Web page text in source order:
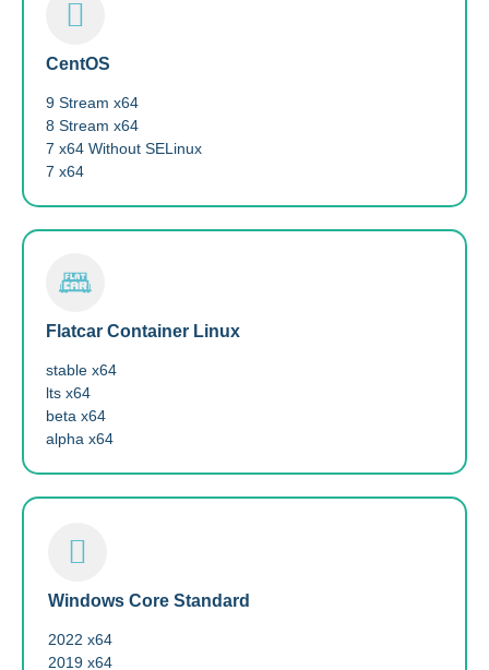
CentOS
9 Stream x64
8 Stream x64
7 x64 Without SELinux
7 x64
Flatcar Container Linux
stable x64
lts x64
beta x64
alpha x64
Windows Core Standard
2022 x64
2019 x64